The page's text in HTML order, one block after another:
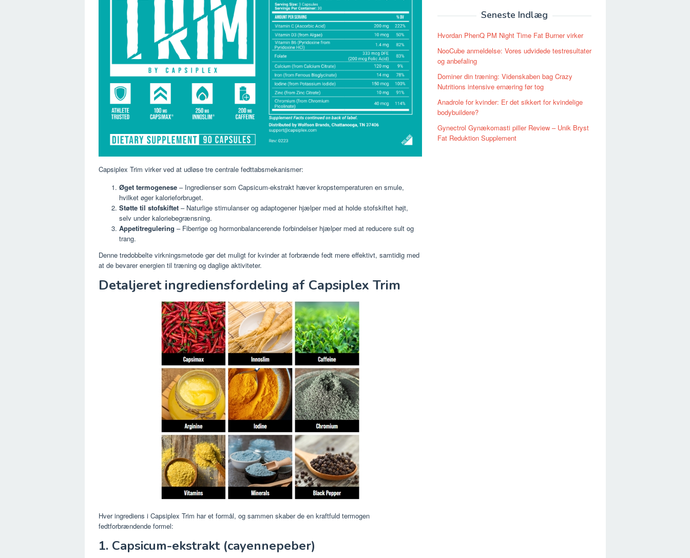
Capsiplex Trim virker ved at udløse tre centrale fedttabsmekanismer:
Øget termogenese – Ingredienser som Capsicum-ekstrakt hæver kropstemperaturen en smule,
hvilket øger kalorieforbruget.
Støtte til stofskiftet – Naturlige stimulanser og adaptogener hjælper med at holde stofskiftet højt,
selv under kaloriebegrænsning.
Appetitregulering – Fiberrige og hormonbalancerende forbindelser hjælper med at reducere sult og
trang.
Denne tredobbelte virkningsmetode gør det muligt for kvinder at forbrænde fedt mere effektivt, samtidig med
at de bevarer energien til træning og daglige aktiviteter.
Detaljeret ingrediensfordeling af Capsiplex Trim
Hver ingrediens i Capsiplex Trim har et formål, og sammen skaber de en kraftfuld termogen
fedtforbrændende formel:
1. Capsicum-ekstrakt (cayennepeber)
Seneste Indlæg
Hvordan PhenQ PM Night Time Fat Burner virker
NooCube anmeldelse: Vores udvidede testresultater
og anbefaling
Dominer din træning: Videnskaben bag Crazy
Nutritions intensive ernæring før tog
Anadrole for kvinder: Er det sikkert for kvindelige
bodybuildere?
Gynectrol Gynækomasti piller Review – Unik Bryst
Fat Reduktion Supplement